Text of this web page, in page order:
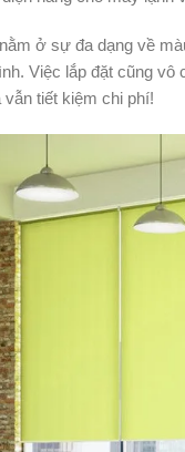
ở sự đa dạng về
Việc lắp đặt cũng
tiết kiệm chi phí!